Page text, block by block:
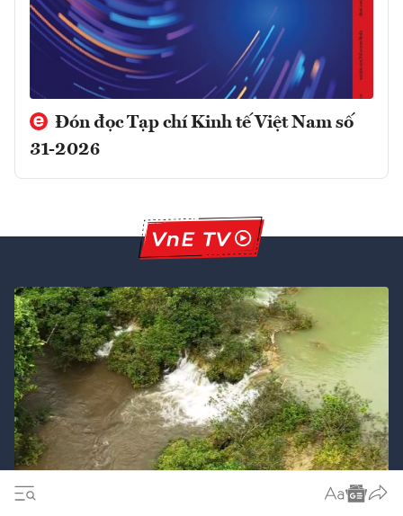
Đón đọc Tạp chí Kinh tế Việt Nam số
31-2026